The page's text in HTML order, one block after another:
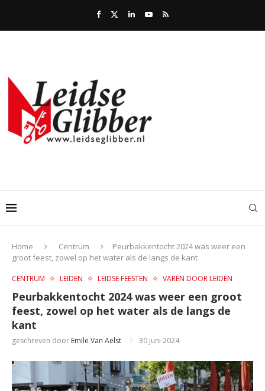
Home Centrum
Peurbakkentocht 2024 was weer een
groot feest, zowel op het water als de langs de kant
CENTRUM LEIDEN LEIDSE FEESTEN VAREN DOOR LEIDEN
Peurbakkentocht 2024 was weer een groot
feest, zowel op het water als de langs de
kant
geschreven door Emile Van Aelst 30 juni 2024